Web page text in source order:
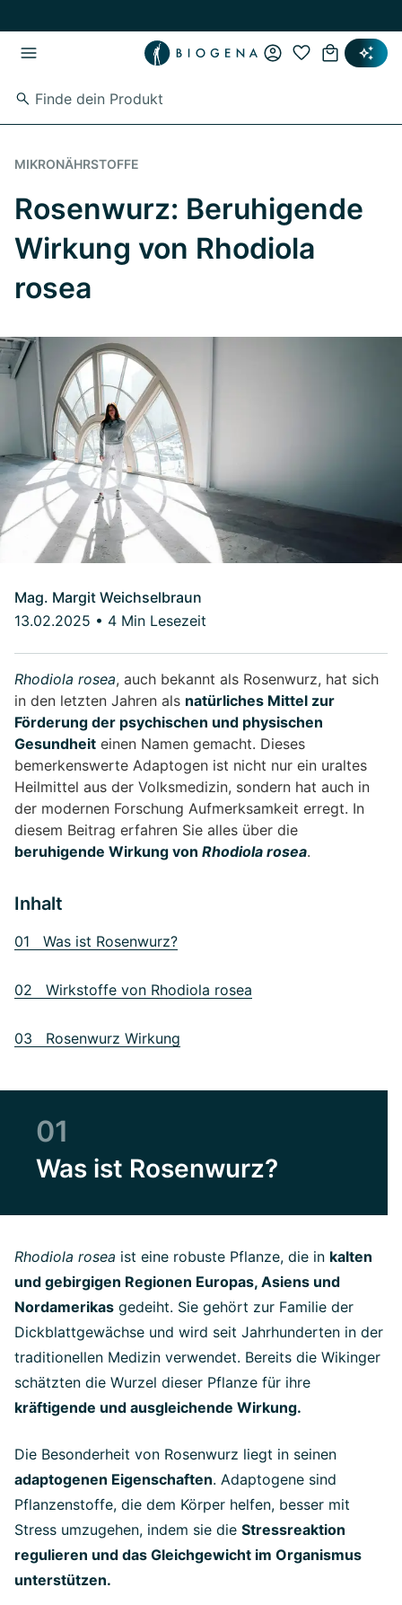
MIKRONÄHRSTOFFE
Rosenwurz: Beruhigende
Wirkung von Rhodiola
rosea
Mag. Margit Weichselbraun
13.02.2025 • 4 Min Lesezeit
Rhodiola rosea, auch bekannt als Rosenwurz, hat sich
in den letzten Jahren als natürliches Mittel zur
Förderung der psychischen und physischen
Gesundheit einen Namen gemacht. Dieses
bemerkenswerte Adaptogen ist nicht nur ein uraltes
Heilmittel aus der Volksmedizin, sondern hat auch in
der modernen Forschung Aufmerksamkeit erregt. In
diesem Beitrag erfahren Sie alles über die
beruhigende Wirkung von Rhodiola rosea.
Inhalt
01 Was ist Rosenwurz?
02 Wirkstoffe von Rhodiola rosea
03 Rosenwurz Wirkung
01
Was ist Rosenwurz?
Rhodiola rosea ist eine robuste Pflanze, die in kalten
und gebirgigen Regionen Europas, Asiens und
Nordamerikas gedeiht. Sie gehört zur Familie der
Dickblattgewächse und wird seit Jahrhunderten in der
traditionellen Medizin verwendet. Bereits die Wikinger
schätzten die Wurzel dieser Pflanze für ihre
kräftigende und ausgleichende Wirkung.
Die Besonderheit von Rosenwurz liegt in seinen
adaptogenen Eigenschaften. Adaptogene sind
Pflanzenstoffe, die dem Körper helfen, besser mit
Stress umzugehen, indem sie die Stressreaktion
regulieren und das Gleichgewicht im Organismus
unterstützen.